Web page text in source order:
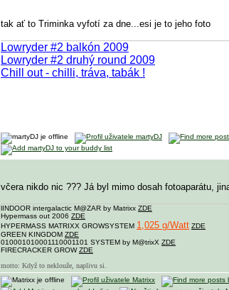
tak ať to Triminka vyfotí za dne...esi je to jeho foto
Lowryder #2 balkón 2009
Lowryder #2 druhý round 2009
Chill out - chilli, tráva, tabák !
včera nikdo nic ??? Já byl mimo dosah fotoaparátu,
lINDOOR intergalactic M@ZAR by Matrixx ZDE
Hypermass out 2006 ZDE
HYPERMASS MATRIXX GROWSYSTEM 1,025 g/Watt ZDE
GREEN KINGDOM ZDE
010001010001110001101 SYSTEM by M@trixX ZDE
FIRECRACKER GROW ZDE
motto: Když to neklouže, naplivu si.